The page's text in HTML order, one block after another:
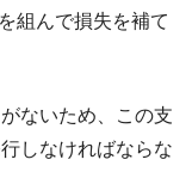
07月は4,279億ド
」
産対策で浅薄な発
組んで損失を補て
ないため、この支
しなければならな